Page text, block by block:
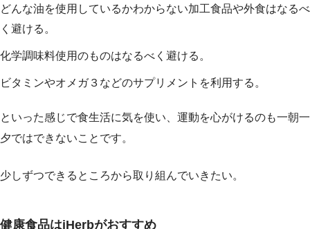
どんな油を使用しているかわからない加工食品や外食はなるべ
く避ける。
化学調味料使用のものはなるべく避ける。
ビタミンやオメガ３などのサプリメントを利用する。
といった感じで食生活に気を使い、運動を心がけるのも一朝一
夕ではできないことです。
少しずつできるところから取り組んでいきたい。
健康食品はiHerbがおすすめ